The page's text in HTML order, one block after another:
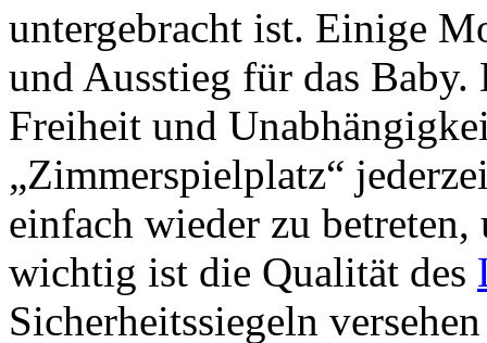
untergebracht ist. Einige
und Ausstieg für das
Freiheit und
„Zimmerspielplatz“
einfach wieder zu
wichtig ist die Qualität des
Sicherheitssiegeln